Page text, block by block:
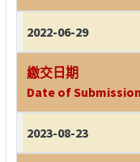
2022-06-29
繳交日期
Date of Submission
2023-08-23